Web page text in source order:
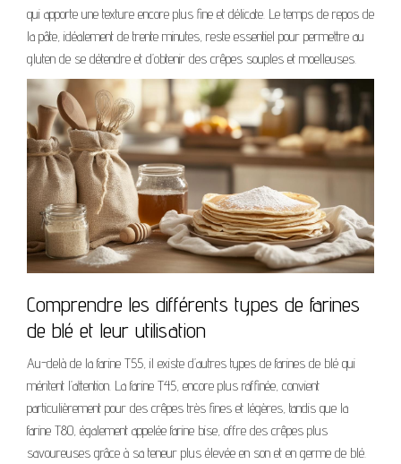
qui apporte une texture encore plus fine et délicate. Le temps de repos de
la pâte, idéalement de trente minutes, reste essentiel pour permettre au
gluten de se détendre et d’obtenir des crêpes souples et moelleuses.
Comprendre les différents types de farines
de blé et leur utilisation
Au-delà de la farine T55, il existe d’autres types de farines de blé qui
méritent l’attention. La farine T45, encore plus raffinée, convient
particulièrement pour des crêpes très fines et légères, tandis que la
farine T80, également appelée farine bise, offre des crêpes plus
savoureuses grâce à sa teneur plus élevée en son et en germe de blé.